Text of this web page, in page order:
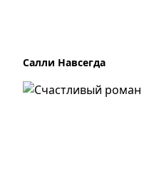
Салли Навсегда